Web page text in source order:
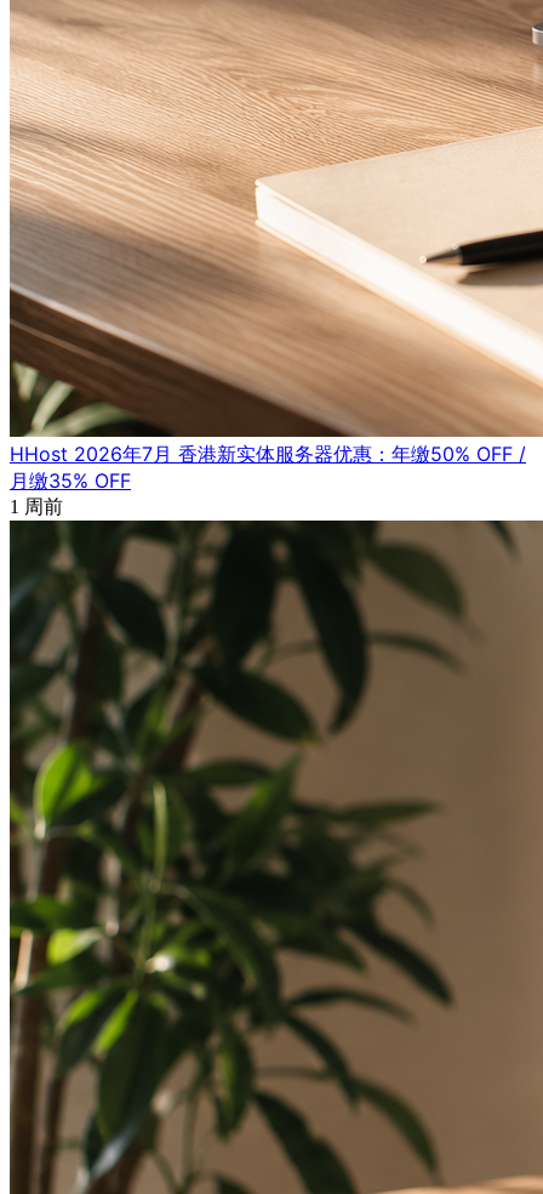
HHost 2026年7月 香港新实体服务器优惠：年缴50% OFF /
月缴35% OFF
1 周前